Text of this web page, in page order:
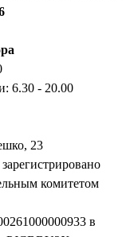
6.30 - 20.00
23
комитетом
в